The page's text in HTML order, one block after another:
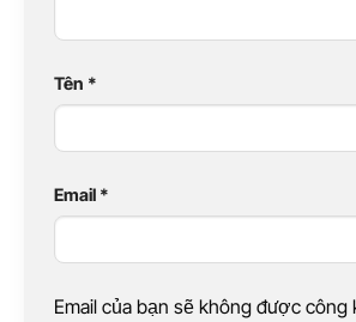
Tên *
Email *
Email của bạn sẽ không được công